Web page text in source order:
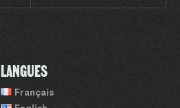
LANGUES
Français